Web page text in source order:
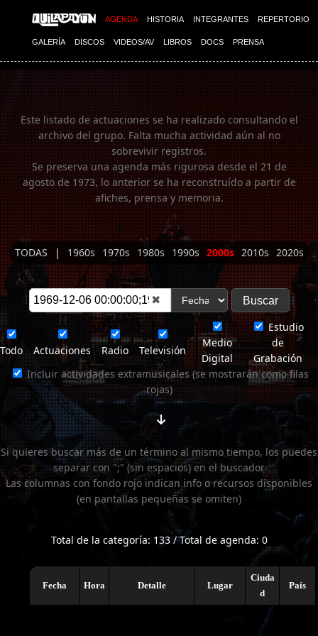
AGENDA HISTORIA INTEGRANTES REPERTORIO
GALERÍA DISCOS VIDEOS/AV LIBROS DOCS PRENSA
Imagen 01
Este listado de actuaciones se ha realizado consultando el
archivo del grupo. Falta mucha actividad aún al no
sobrevivir registros.
Se preserva una agenda más rigurosa desde el 21 de
agosto de 1973, lo anterior se ha reconstruído a partir de
afiches, prensa y memoria.
TODAS | 1960s 1970s 1980s 1990s 2000s 2010s 2020s
✖
Todo Actuaciones Radio Televisión
Medio
Digital
Estudio
de
Grabación
Incluir actividades extramusicales (se mostrarán como filas
rojas)
Si quieres buscar más de un término al mismo tiempo, los puedes
separar con ";" (sin espacios) en el buscador
Las columnas con fondo rojo indican info o recursos disponibles
(en pantallas pequeñas se omiten)
Total de la categoría: 133 / Total de agenda: 0
Fecha Hora Detalle Lugar
Ciuda
d
País